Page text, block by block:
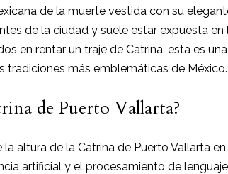
de la muerte vestida con su
de la ciudad y suele estar expuesta
en rentar un traje de Catrina, esta es
tradiciones más emblemáticas de México.
de Puerto Vallarta?
altura de la Catrina de Puerto Vallarta
artificial y el procesamiento de